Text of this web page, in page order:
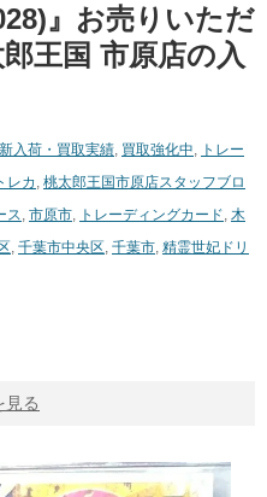
』お売りいただ
王国 市原店の入
新入荷・買取実績, 買取強化中, トレー
レカ , 桃太郎王国市原店スタッフブロ
ス, 市原市, トレーディングカード, 木
, 千葉市中央区, 千葉市, 精霊世妃ドリ
見る